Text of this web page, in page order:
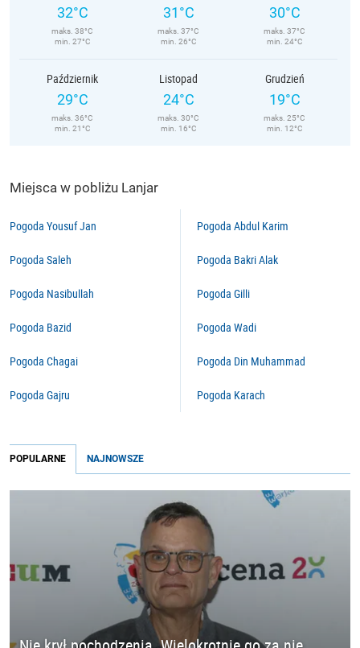
32°C
maks. 38°C
min. 27°C
31°C
maks. 37°C
min. 26°C
30°C
maks. 37°C
min. 24°C
Październik
29°C
maks. 36°C
min. 21°C
Listopad
24°C
maks. 30°C
min. 16°C
Grudzień
19°C
maks. 25°C
min. 12°C
Miejsca w pobliżu Lanjar
Pogoda Yousuf Jan
Pogoda Saleh
Pogoda Nasibullah
Pogoda Bazid
Pogoda Chagai
Pogoda Gajru
Pogoda Abdul Karim
Pogoda Bakri Alak
Pogoda Gilli
Pogoda Wadi
Pogoda Din Muhammad
Pogoda Karach
POPULARNE NAJNOWSZE